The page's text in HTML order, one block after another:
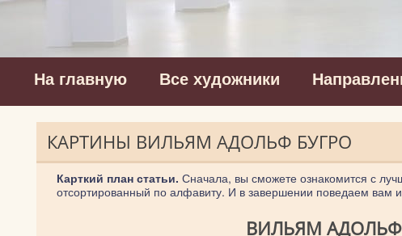
На главную Все художники
КАРТИНЫ ВИЛЬЯМ АДОЛЬФ БУГРО
Карткий план статьи. Сначала, вы сможете ознакомится с
отсортированный по алфавиту. И в завершении поведаем вам
ВИЛЬЯМ